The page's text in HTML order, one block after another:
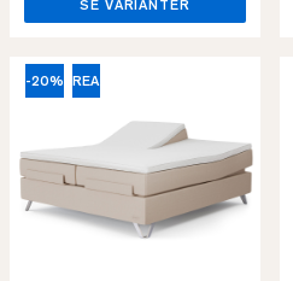
SE VARIANTER
-20% REA